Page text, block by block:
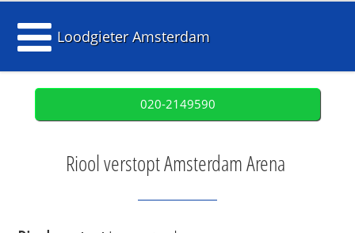
Loodgieter Amsterdam
020-2149590
Riool verstopt Amsterdam Arena